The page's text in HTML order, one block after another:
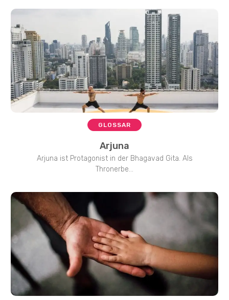
GLOSSAR
Arjuna
Arjuna ist Protagonist in der Bhagavad Gita. Als
Thronerbe...